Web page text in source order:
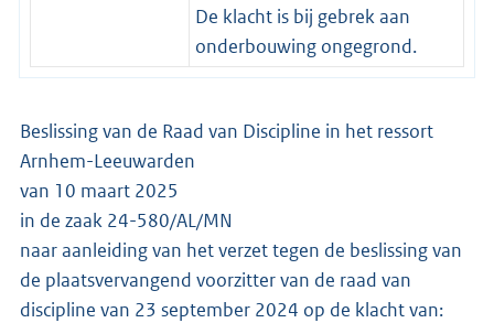
De klacht is bij gebrek aan
onderbouwing ongegrond.
Beslissing van de Raad van Discipline in het ressort
Arnhem-Leeuwarden
van 10 maart 2025
in de zaak 24-580/AL/MN
naar aanleiding van het verzet tegen de beslissing van
de plaatsvervangend voorzitter van de raad van
discipline van 23 september 2024 op de klacht van: